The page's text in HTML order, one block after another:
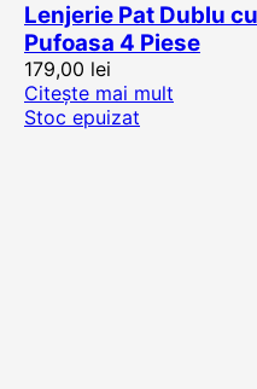
Lenjerie Pat Dublu
Pufoasa 4 Piese
179,00 lei
Citește mai mult
Stoc epuizat